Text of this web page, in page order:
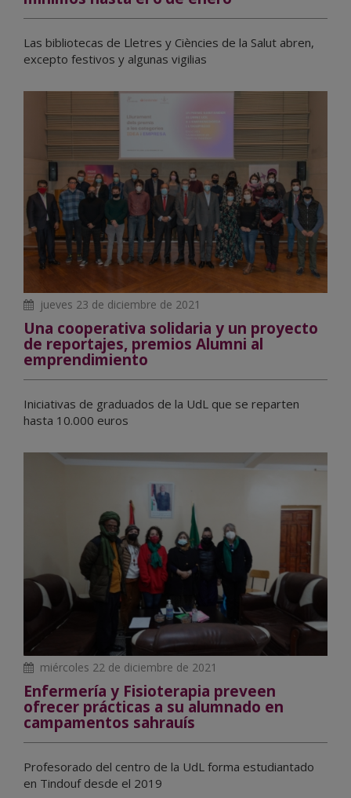
Las bibliotecas de Lletres y Ciències de la Salut abren,
excepto festivos y algunas vigilias
jueves 23 de diciembre de 2021
Una cooperativa solidaria y un proyecto
de reportajes, premios Alumni al
emprendimiento
Iniciativas de graduados de la UdL que se reparten
hasta 10.000 euros
miércoles 22 de diciembre de 2021
Enfermería y Fisioterapia preveen
ofrecer prácticas a su alumnado en
campamentos sahrauís
Profesorado del centro de la UdL forma estudiantado
en Tindouf desde el 2019